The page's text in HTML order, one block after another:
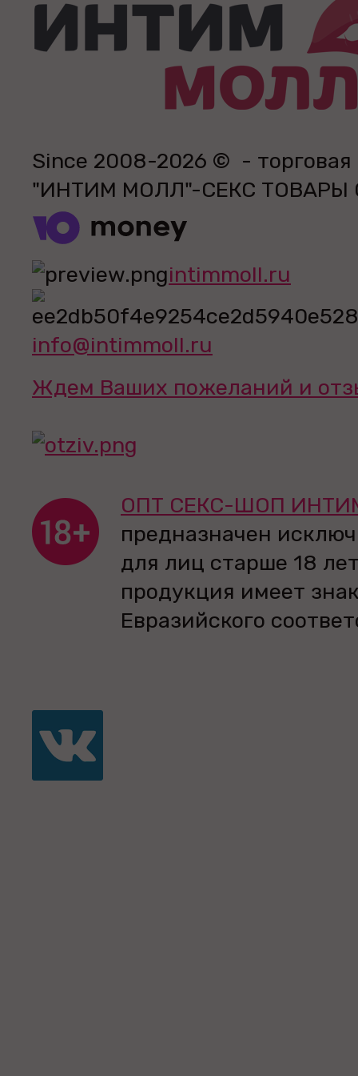
Since 2008-2026 © - торговая
"ИНТИМ МОЛЛ"-СЕКС
intimmoll.ru
info@intimmoll.ru
Ждем Ваших пожеланий и
ОПТ СЕКС-ШОП
предназначен
для лиц старше 18
продукция имеет
Евразийского